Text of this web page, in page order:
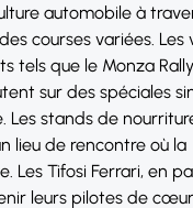
automobile à
courses variées. Les
tels que le Monza
sur des spéciales
stands de
lieu de rencontre où la
Les Tifosi Ferrari, en
leurs pilotes de